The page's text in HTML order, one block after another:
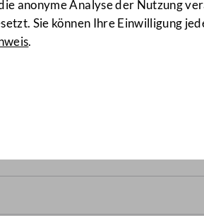
anonyme Analyse der Nutzung
Sie können Ihre Einwilligung
.